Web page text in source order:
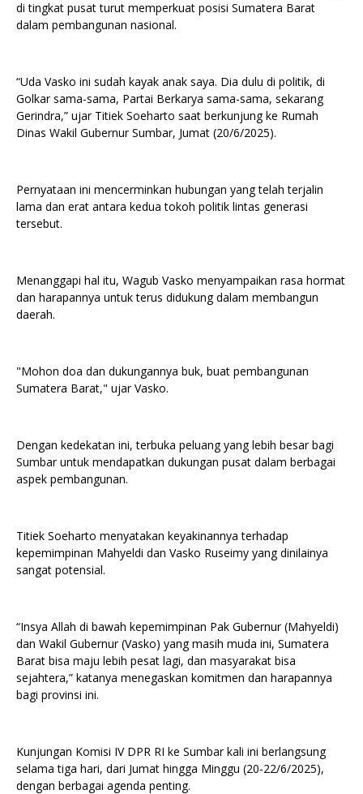
di tingkat pusat turut memperkuat posisi Sumatera Barat
dalam pembangunan nasional.
“Uda Vasko ini sudah kayak anak saya. Dia dulu di politik, di
Golkar sama-sama, Partai Berkarya sama-sama, sekarang
Gerindra,” ujar Titiek Soeharto saat berkunjung ke Rumah
Dinas Wakil Gubernur Sumbar, Jumat (20/6/2025).
Pernyataan ini mencerminkan hubungan yang telah terjalin
lama dan erat antara kedua tokoh politik lintas generasi
tersebut.
Menanggapi hal itu, Wagub Vasko menyampaikan rasa hormat
dan harapannya untuk terus didukung dalam membangun
daerah.
"Mohon doa dan dukungannya buk, buat pembangunan
Sumatera Barat," ujar Vasko.
Dengan kedekatan ini, terbuka peluang yang lebih besar bagi
Sumbar untuk mendapatkan dukungan pusat dalam berbagai
aspek pembangunan.
Titiek Soeharto menyatakan keyakinannya terhadap
kepemimpinan Mahyeldi dan Vasko Ruseimy yang dinilainya
sangat potensial.
“Insya Allah di bawah kepemimpinan Pak Gubernur (Mahyeldi)
dan Wakil Gubernur (Vasko) yang masih muda ini, Sumatera
Barat bisa maju lebih pesat lagi, dan masyarakat bisa
sejahtera,” katanya menegaskan komitmen dan harapannya
bagi provinsi ini.
Kunjungan Komisi IV DPR RI ke Sumbar kali ini berlangsung
selama tiga hari, dari Jumat hingga Minggu (20-22/6/2025),
dengan berbagai agenda penting.